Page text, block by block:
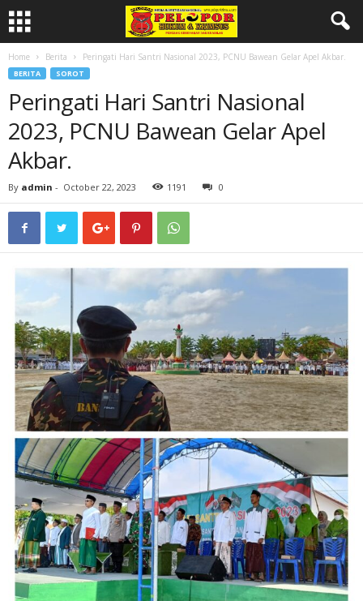
Home Berita Peringati Hari Santri Nasional 2023, PCNU Bawean Gelar Apel Akbar.
BERITA SOROT
Peringati Hari Santri Nasional
2023, PCNU Bawean Gelar Apel
Akbar.
By admin - October 22, 2023 1191 0